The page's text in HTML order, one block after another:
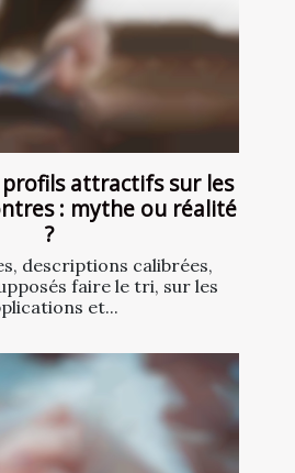
profils attractifs sur les
: mythe ou réalité
?
descriptions calibrées,
faire le tri, sur les
et...